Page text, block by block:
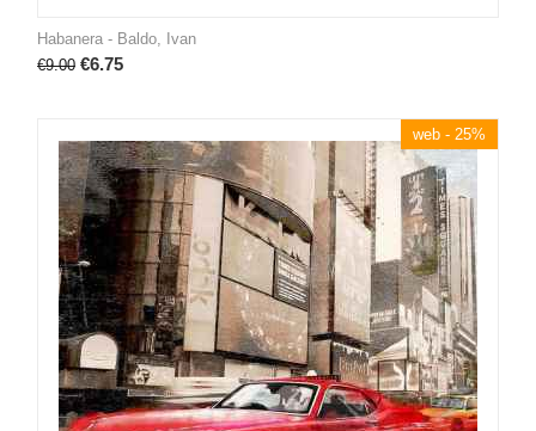
Habanera - Baldo, Ivan
€9.00 €6.75
web - 25%